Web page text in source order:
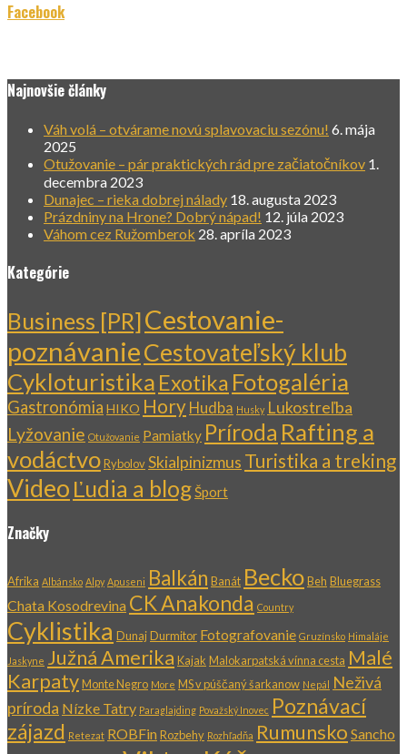
Facebook
Najnovšie články
Váh volá – otvárame novú splavovaciu sezónu! 6. mája
2025
Otužovanie – pár praktických rád pre začiatočníkov 1.
decembra 2023
Dunajec – rieka dobrej nálady 18. augusta 2023
Prázdniny na Hrone? Dobrý nápad! 12. júla 2023
Váhom cez Ružomberok 28. apríla 2023
Kategórie
Business [PR]Cestovanie-
poznávanieCestovateľský klub
Cykloturistika Exotika Fotogaléria
Gastronómia HIKO Hory Hudba Husky Lukostreľba
Lyžovanie Otužovanie Pamiatky Príroda Rafting a
vodáctvoRybolovSkialpinizmus Turistika a treking
Video Ľudia a blogŠport
Značky
Afrika Albánsko Alpy Apuseni Balkán Banát BeckoBeh Bluegrass
Chata Kosodrevina CK Anakonda Country
Cyklistika DunajDurmitor Fotografovanie Gruzínsko Himaláje
Jaskyne Južná Amerika Kajak Malokarpatská vínna cesta Malé
KarpatyMonte Negro More MS v púščaný šarkanow Nepál
Neživá
príroda Nízke Tatry Paraglajding Považský Inovec Poznávací
zájazd Retezat ROBFin Rozbehy Rozhľadňa Rumunsko Sancho